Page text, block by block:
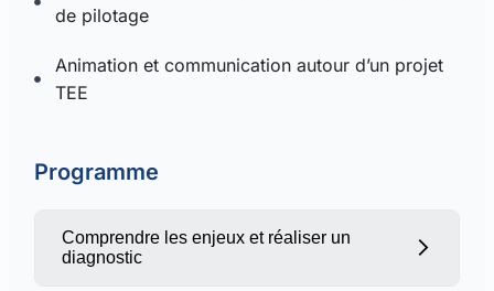
de pilotage
Animation et communication autour d’un projet
TEE
Programme
Comprendre les enjeux et réaliser un
diagnostic